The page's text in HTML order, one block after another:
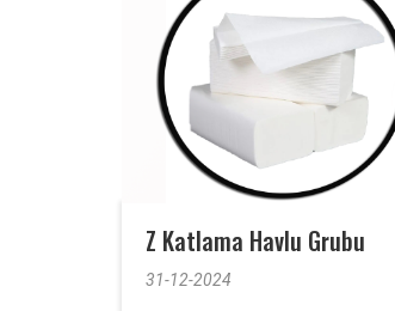
Z Katlama Havlu Grubu
31-12-2024